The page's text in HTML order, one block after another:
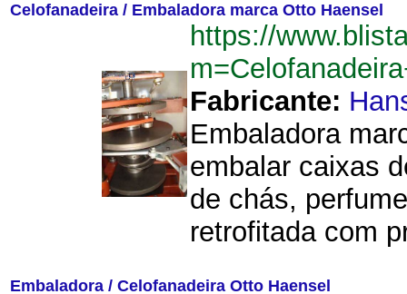
Celofanadeira / Embaladora marca Otto Haensel
https://
Fabricante:
Embaladora
embalar caixas
de chás,
retrofitada com
Embaladora / Celofanadeira Otto Haensel